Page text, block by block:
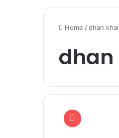
Home /dhan
dhan